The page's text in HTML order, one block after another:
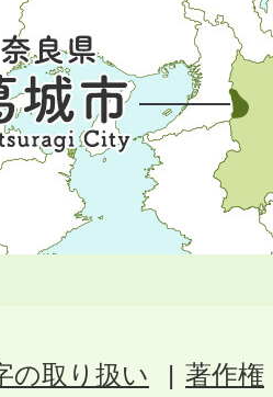
の取り扱い
著作権